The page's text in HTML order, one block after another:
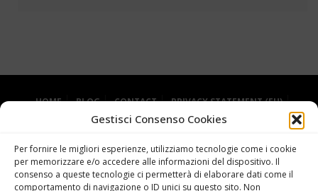
Gestisci Consenso Cookies
Per fornire le migliori esperienze, utilizziamo tecnologie come i cookie
per memorizzare e/o accedere alle informazioni del dispositivo. Il
consenso a queste tecnologie ci permetterà di elaborare dati come il
comportamento di navigazione o ID unici su questo sito. Non
HOME BLOG CONTACT
PRIVACY STATEMENT (EU)
COOKIE POLICY (EU)